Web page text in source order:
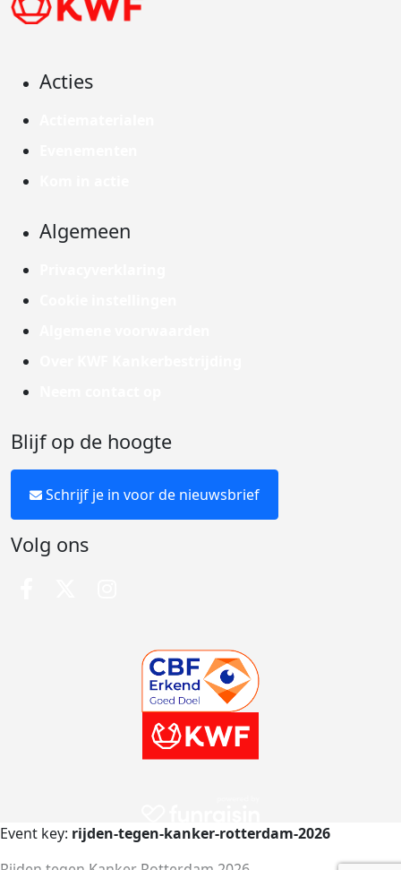
Acties
Algemeen
Blijf op de hoogte
Schrijf je in voor de nieuwsbrief
Volg ons
Event key: rijden-tegen-kanker-rotterdam-2026